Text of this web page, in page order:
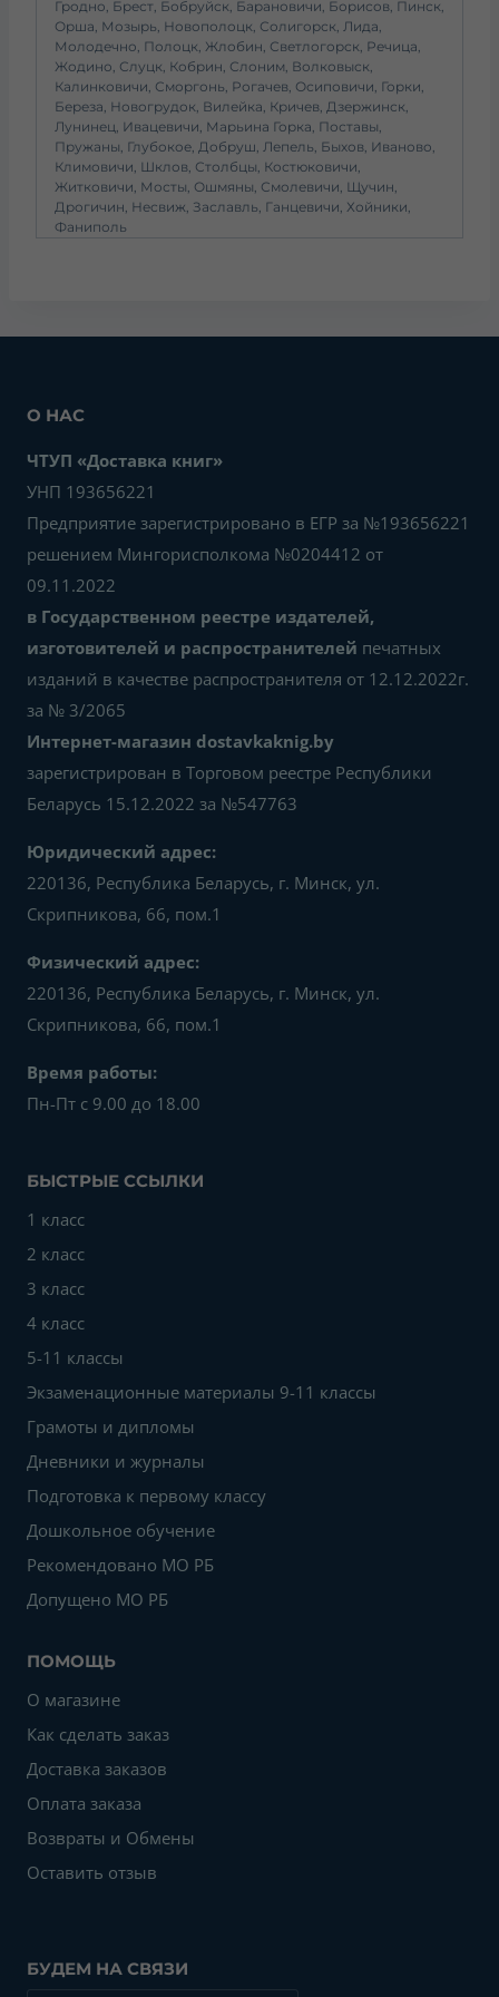
Гродно, Брест, Бобруйск, Барановичи, Борисов, Пинск,
Орша, Мозырь, Новополоцк, Солигорск, Лида,
Молодечно, Полоцк, Жлобин, Светлогорск, Речица,
Жодино, Слуцк, Кобрин, Слоним, Волковыск,
Калинковичи, Сморгонь, Рогачев, Осиповичи, Горки,
Береза, Новогрудок, Вилейка, Кричев, Дзержинск,
Лунинец, Ивацевичи, Марьина Горка, Поставы,
Пружаны, Глубокое, Добруш, Лепель, Быхов, Иваново,
Климовичи, Шклов, Столбцы, Костюковичи,
Житковичи, Мосты, Ошмяны, Смолевичи, Щучин,
Дрогичин, Несвиж, Заславль, Ганцевичи, Хойники,
Фаниполь
О НАС
ЧТУП «Доставка книг»
УНП 193656221
Предприятие зарегистрировано в ЕГР за №193656221
решением Мингорисполкома №0204412 от
09.11.2022
в Государственном реестре издателей,
изготовителей и распространителей печатных
изданий в качестве распространителя от 12.12.2022г.
за № 3/2065
Интернет-магазин dostavkaknig.by
зарегистрирован в Торговом реестре Республики
Беларусь 15.12.2022 за №547763
Юридический адрес:
220136, Республика Беларусь, г. Минск, ул.
Скрипникова, 66, пом.1
Физический адрес:
220136, Республика Беларусь, г. Минск, ул.
Скрипникова, 66, пом.1
Время работы:
Пн-Пт с 9.00 до 18.00
БЫСТРЫЕ ССЫЛКИ
1 класс
2 класс
3 класс
4 класс
5-11 классы
Экзаменационные материалы 9-11 классы
Грамоты и дипломы
Дневники и журналы
Подготовка к первому классу
Дошкольное обучение
Рекомендовано МО РБ
Допущено МО РБ
ПОМОЩЬ
О магазине
Как сделать заказ
Доставка заказов
Оплата заказа
Возвраты и Обмены
Оставить отзыв
БУДЕМ НА СВЯЗИ